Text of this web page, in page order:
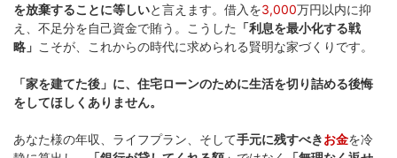
を放棄することに等しいと言えます。借入を3,000万円以内に抑
え、不足分を自己資金で賄う。こうした 「利息を最小化する戦
略」 こそが、これからの時代に求められる賢明な家づくりです。
「家を建てた後」に、住宅ローンのために生活を切り詰める後悔
をしてほしくありません。
あなた様の年収、ライフプラン、そして手元に残すべきお金を冷